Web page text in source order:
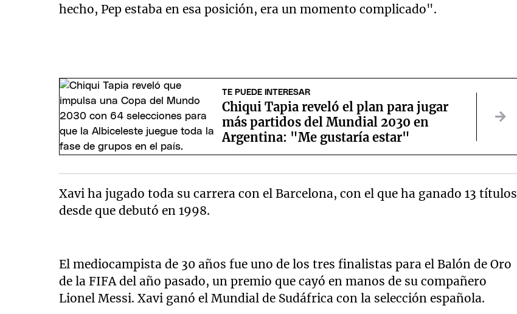
hecho, Pep estaba en esa posición, era un momento complicado".
TE PUEDE INTERESAR
Chiqui Tapia reveló el plan para jugar
más partidos del Mundial 2030 en
Argentina: "Me gustaría estar"
Xavi ha jugado toda su carrera con el Barcelona, con el que ha ganado 13 títulos
desde que debutó en 1998.
El mediocampista de 30 años fue uno de los tres finalistas para el Balón de Oro
de la FIFA del año pasado, un premio que cayó en manos de su compañero
Lionel Messi. Xavi ganó el Mundial de Sudáfrica con la selección española.